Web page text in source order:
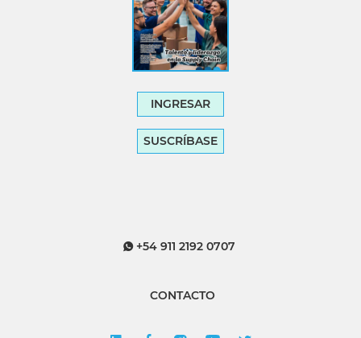
INGRESAR
SUSCRÍBASE
+54 911 2192 0707
CONTACTO